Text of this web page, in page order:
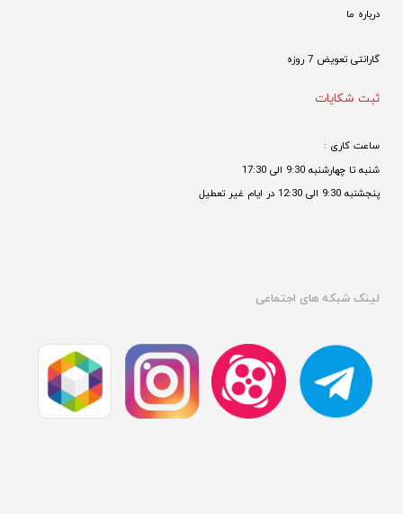
درباره ما
گارانتی تعویض 7 روزه
ثبت شکایات
ساعت کاری :
شنبه تا چهارشنبه 9:30 الی 17:30
پنجشنبه 9:30 الی 12:30 در ایام غیر تعطیل
لینک شبکه های اجتماعی